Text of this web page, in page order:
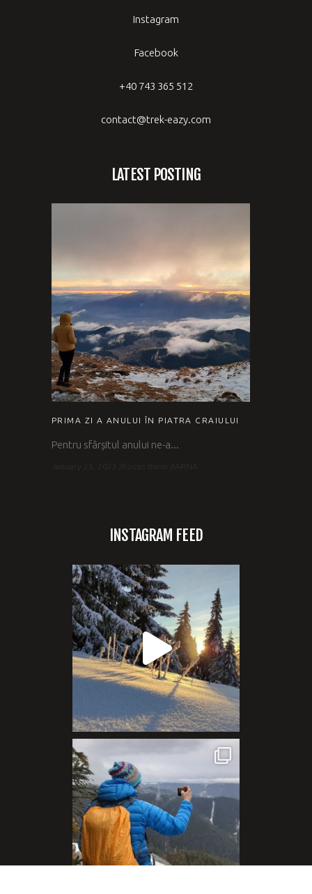
Instagram
Facebook
+40 743 365 512
contact@trek-eazy.com
LATEST POSTING
PRIMA ZI A ANULUI ÎN PIATRA CRAIULUI
Pentru sfârșitul anului ne-a...
INSTAGRAM FEED